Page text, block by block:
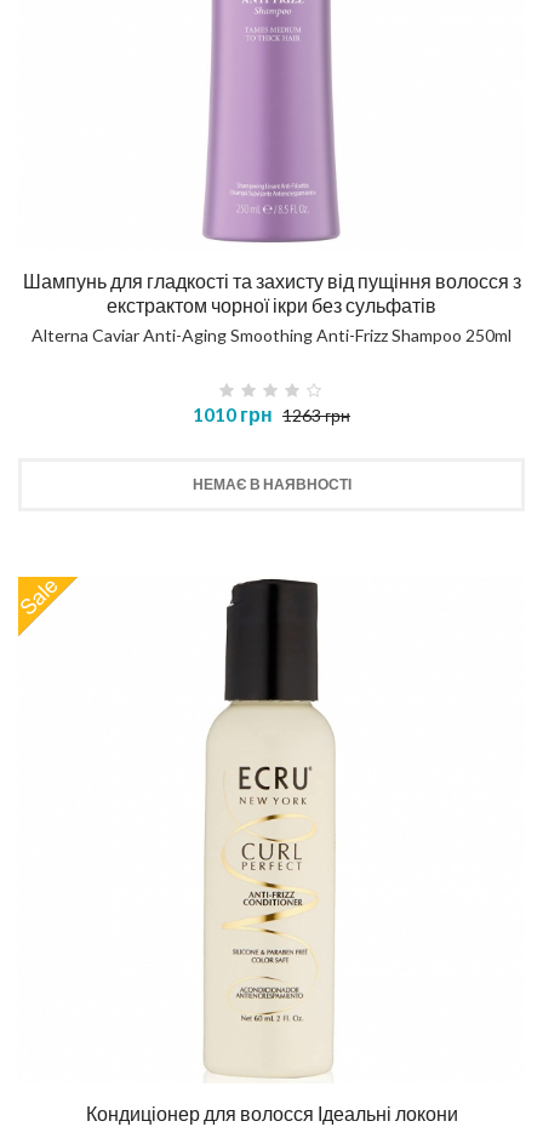
Шампунь для гладкості та захисту від пущіння волосся з
екстрактом чорної ікри без сульфатів
Alterna Caviar Anti-Aging Smoothing Anti-Frizz Shampoo 250ml
1010 грн 1263 грн
НЕМАЄ В НАЯВНОСТІ
Кондиціонер для волосся Ідеальні локони